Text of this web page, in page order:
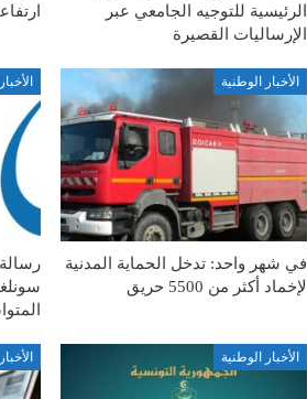
الرئيسية للتوجيه الجامعي عبر
الإرساليات القصيرة
الأخبار الوطنية
في شهر واحد: تدخل الحماية المدنية
لإخماد أكثر من 5500 حريق
الأخبار الوطنية